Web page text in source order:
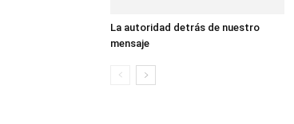
La autoridad detrás de nuestro
mensaje